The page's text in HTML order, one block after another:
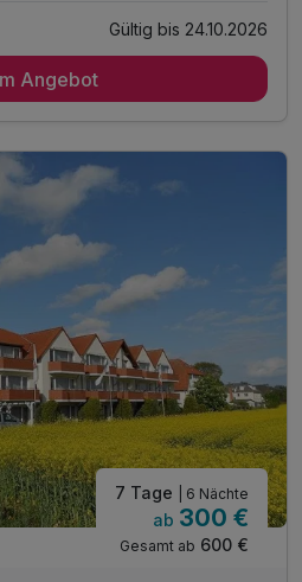
vom Buffet
Gültig bis 24.10.2026
Angebot
7 Tage | 6 Nächte
ab 300 €
Gesamt ab 600 €